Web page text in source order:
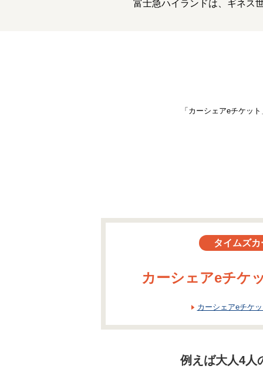
富士急ハイランドは、ギネス
「カーシェアeチケッ
タイムズカ
カーシェアeチケ
カーシェアeチケ
例えば大人4人